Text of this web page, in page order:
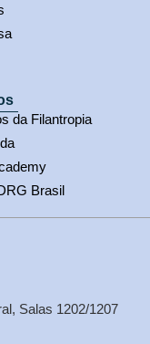
da Filantropia
Brasil
Salas 1202/1207